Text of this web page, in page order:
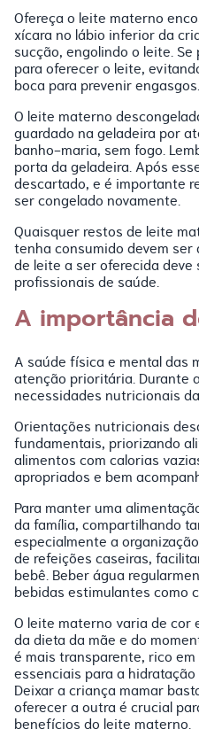
Ofereça o leite materno
xícara no lábio inferior da
sucção, engolindo o leite.
para oferecer o leite,
boca para prevenir engasgos.
O leite materno
guardado na geladeira por
banho-maria, sem fogo.
porta da geladeira. Após
descartado, e é importante
ser congelado novamente.
Quaisquer restos de leite
tenha consumido devem
de leite a ser oferecida
profissionais de saúde.
A importância
A saúde física e mental das
atenção prioritária. Durante
necessidades nutricionais
Orientações nutricionais
fundamentais, priorizando
alimentos com calorias
apropriados e bem
Para manter uma
da família, compartilhando
especialmente a
de refeições caseiras,
bebê. Beber água
bebidas estimulantes como
O leite materno varia de cor
da dieta da mãe e do
é mais transparente, rico
essenciais para a
Deixar a criança mamar
oferecer a outra é crucial
benefícios do leite materno.